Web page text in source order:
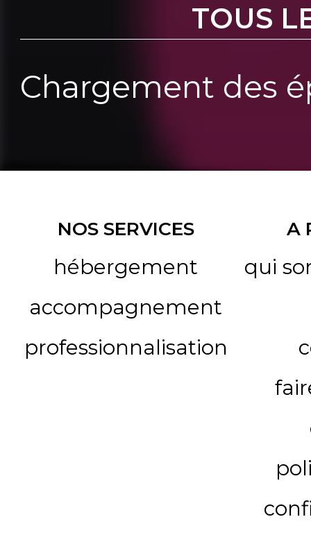
TOUS
Chargement des
NOS SERVICES
hébergement
accompagnement
professionnalisation
A
qui